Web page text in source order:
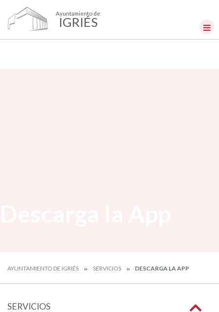
Ayuntamiento de
IGRIÉS
AYUNTAMIENTO DE IGRIÉS SERVICIOS DESCARGA LA APP
SERVICIOS